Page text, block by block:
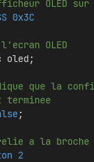
OLED sur
0x3C
OLED
oled;
que la
;
a la broche
2